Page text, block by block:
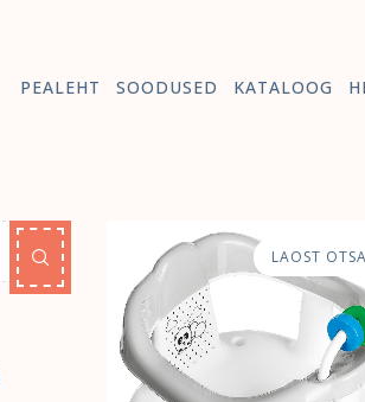
PEALEHT SOODUSED KATALOOG
LAOST